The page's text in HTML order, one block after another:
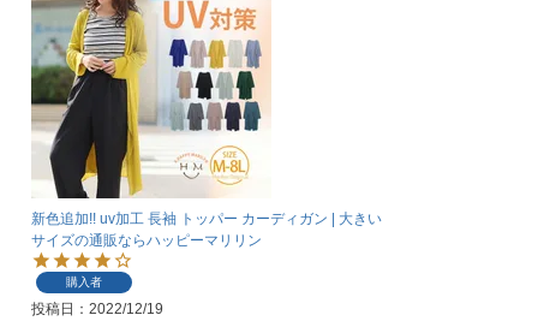
新色追加!! uv加工 長袖 トッパー カーディガン | 大きい
サイズの通販ならハッピーマリリン
購入者
投稿日 2022/12/19